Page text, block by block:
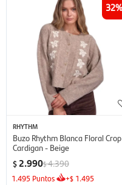
32
RHYTHM
Buzo Rhythm Blanca Floral Crop
Cardigan - Beige
$ 2.990$4.390
1.495 Puntos +$ 1.495